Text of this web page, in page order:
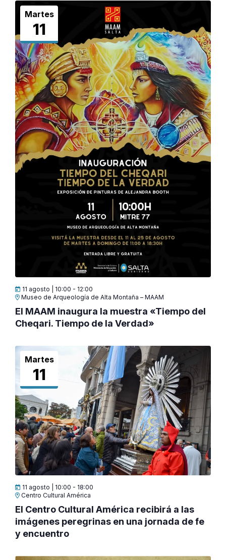
Martes
11
11 agosto | 10:00 - 12:00
Museo de Arqueología de Alta Montaña – MAAM
El MAAM inaugura la muestra «Tiempo del
Cheqari. Tiempo de la Verdad»
Martes
11
11 agosto | 10:00 - 18:00
Centro Cultural América
El Centro Cultural América recibirá a las
imágenes peregrinas en una jornada de fe
y encuentro